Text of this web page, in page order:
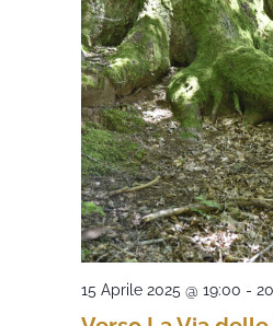
15 Aprile 2025 @ 19:00 -